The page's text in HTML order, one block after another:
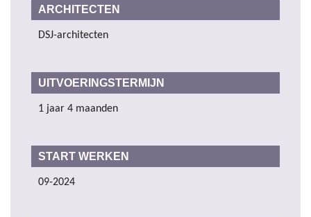
ARCHITECTEN
DSJ-architecten
UITVOERINGSTERMIJN
1 jaar 4 maanden
START WERKEN
09-2024